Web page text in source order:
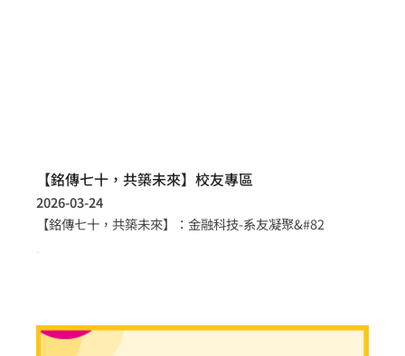
【銘傳七十，共築未來】校友專區
2026-03-24
【銘傳七十，共築未來】：金融科技-系友凝聚&#82